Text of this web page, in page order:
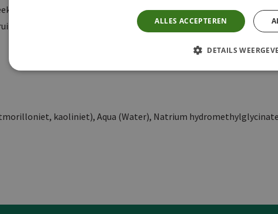
gedurende 1 tot 2 maanden, afhankelijk van de ernst van de
nooit de klei die al gediend heeft, verdraagt vorst niet.
kaoliniet), Aqua (Water), Natrium hydromethylglycinate
ALLES ACCEPTEREN
DETAILS